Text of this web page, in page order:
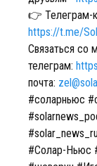
👉 Телеграм-
https://t.me/
Связаться со
телеграм:
почта:
#соларньюс
#Солар-Ньюс